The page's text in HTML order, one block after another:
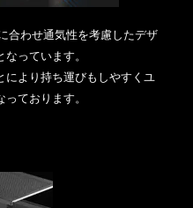
合わせ通気性を考慮したデザ
っています。
により持ち運びもしやすくユ
ております。